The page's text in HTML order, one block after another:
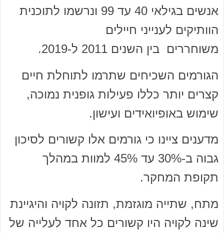
אנשים בגילאי 40 עד 99 ונרשמו לתוכנית
הוותיקים לענייני חיילים
משוחררים בין השנים 2011 ל-2019.
הגורמים השכיחים שתרמו לתוחלת חיים
קצרים יותר כללו פעילות גופנית נמוכה,
שימוש באופיואידים ועישון.
מדענים ציינו כי גורמים אלו קשורים לסיכון
גבוה ב-30% עד 45% למוות במהלך
תקופת המחקר.
מתח, שתייה מוגזמת, תזונה לקויה והיגיינת
שינה לקויה היו קשורים כל אחד לעלייה של